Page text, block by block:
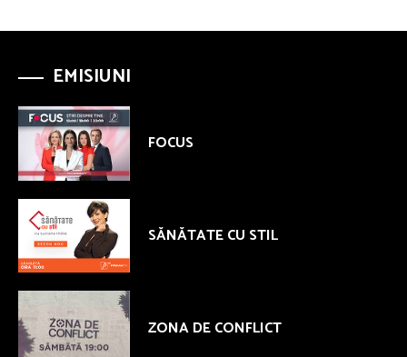
EMISIUNI
FOCUS
SĂNĂTATE CU STIL
ZONA DE CONFLICT